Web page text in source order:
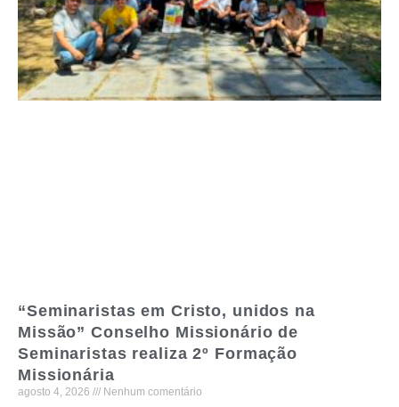
“Seminaristas em Cristo, unidos na
Missão” Conselho Missionário de
Seminaristas realiza 2º Formação
Missionária
agosto 4, 2026 Nenhum comentário